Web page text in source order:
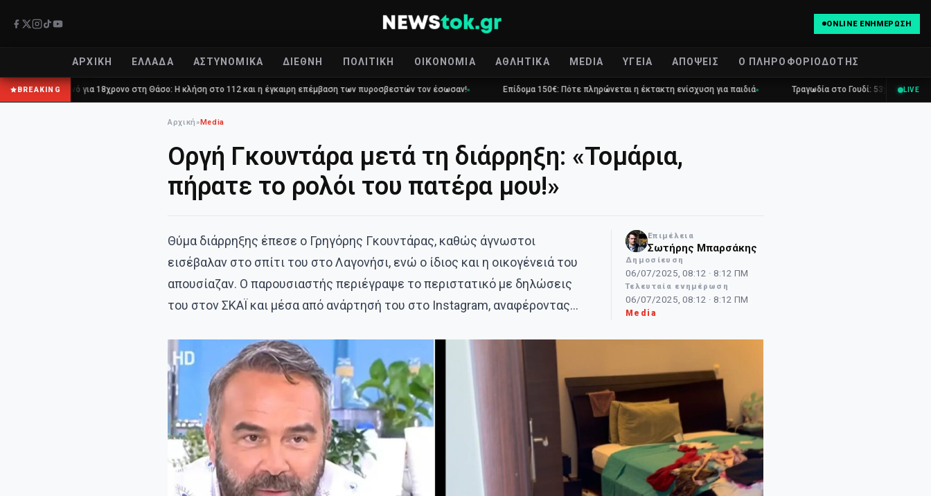
ONLINE ΕΝΗΜΈΡΩΣΗ
ΑΡΧΙΚΉ ΕΛΛΆΔΑ ΑΣΤΥΝΟΜΙΚΆ ΔΙΕΘΝΉ ΠΟΛΙΤΙΚΉ ΟΙΚΟΝΟΜΊΑ ΑΘΛΗΤΙΚΆ MEDIA ΥΓΕΊΑ ΑΠΌΨΕΙΣ Ο ΠΛΗΡΟΦΟΡΙΟΔΌΤΗΣ
BREAKING
για 18χρονο στη Θάσο: Η κλήση στο 112 και η έγκαιρη επέμβαση των πυροσβεστών τον έσωσαν! Επίδομα 150€: Πότε πληρώνεται η έκτακτη ενίσχυση για παιδιά Τραγωδία στο Γουδί: 53χρονη γυναίκα έχασε τη
LIVE
Αρχική »Media
Οργή Γκουντάρα μετά τη διάρρηξη: «Τομάρια,
πήρατε το ρολόι του πατέρα μου!»
Θύμα διάρρηξης έπεσε ο Γρηγόρης Γκουντάρας, καθώς άγνωστοι
εισέβαλαν στο σπίτι του στο Λαγονήσι, ενώ ο ίδιος και η οικογένειά του
απουσίαζαν. Ο παρουσιαστής περιέγραψε το περιστατικό με δηλώσεις
του στον ΣΚΑΪ και μέσα από ανάρτησή του στο Instagram, αναφέροντας…
NT Επιμέλεια
Σωτήρης Μπαρσάκης
Δημοσίευση
06/07/2025, 08:12 · 8:12 ΠΜ
Τελευταία ενημέρωση
06/07/2025, 08:12 · 8:12 ΠΜ
Media